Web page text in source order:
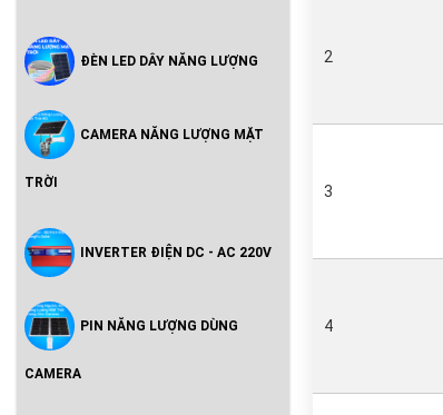
Vườn Cao Cấp Chính Hãng
ĐÈN LED DÂY NĂNG LƯỢNG
CAMERA NĂNG LƯỢNG MẶT
TRỜI
INVERTER ĐIỆN DC - AC 220V
PIN NĂNG LƯỢNG DÙNG
CAMERA
2
3
4